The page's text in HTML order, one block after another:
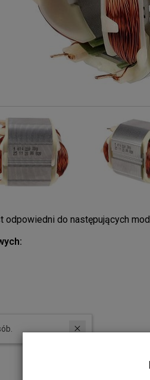
odpowiedni do następujących